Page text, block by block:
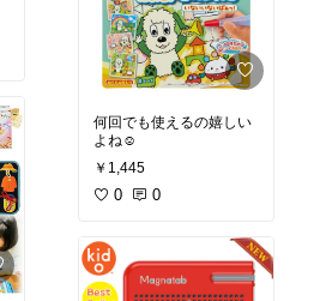
何回でも使えるの嬉しい
よね☺️
￥1,445
0 0